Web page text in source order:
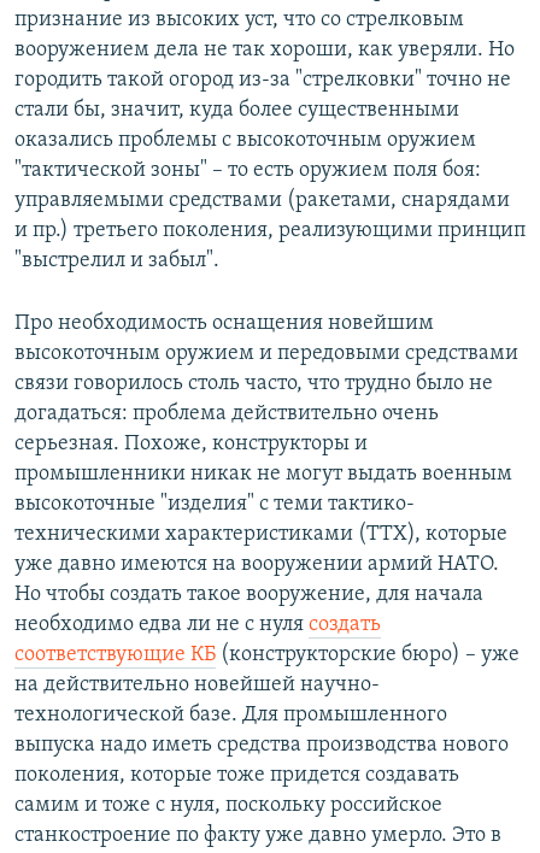
признание из высоких уст, что со стрелковым
вооружением дела не так хороши, как уверяли. Но
городить такой огород из-за "стрелковки" точно не
стали бы, значит, куда более существенными
оказались проблемы с высокоточным оружием
"тактической зоны" – то есть оружием поля боя:
управляемыми средствами (ракетами, снарядами
и пр.) третьего поколения, реализующими принцип
"выстрелил и забыл".
Про необходимость оснащения новейшим
высокоточным оружием и передовыми средствами
связи говорилось столь часто, что трудно было не
догадаться: проблема действительно очень
серьезная. Похоже, конструкторы и
промышленники никак не могут выдать военным
высокоточные "изделия" с теми тактико-
техническими характеристиками (ТТХ), которые
уже давно имеются на вооружении армий НАТО.
Но чтобы создать такое вооружение, для начала
необходимо едва ли не с нуля создать
соответствующие КБ (конструкторские бюро) – уже
на действительно новейшей научно-
технологической базе. Для промышленного
выпуска надо иметь средства производства нового
поколения, которые тоже придется создавать
самим и тоже с нуля, поскольку российское
станкостроение по факту уже давно умерло. Это в